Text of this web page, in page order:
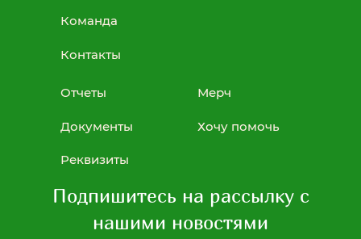
Команда
Контакты
Отчеты
Документы
Реквизиты
Мерч
Хочу помочь
Подпишитесь на рассылку с
нашими новостями